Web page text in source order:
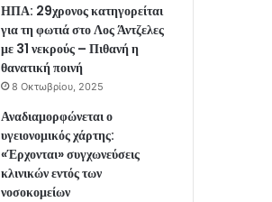
ΗΠΑ: 29χρονος κατηγορείται
για τη φωτιά στο Λος Άντζελες
με 31 νεκρούς – Πιθανή η
θανατική ποινή
8 Οκτωβρίου, 2025
Αναδιαμορφώνεται ο
υγειονομικός χάρτης:
«Έρχονται» συγχωνεύσεις
κλινικών εντός των
νοσοκομείων